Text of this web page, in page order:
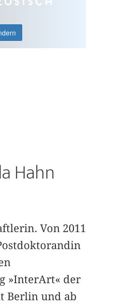
Hahn
Von 2011
»InterArt« der
Berlin und ab